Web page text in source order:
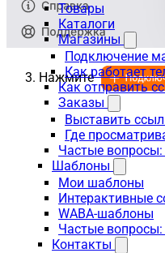
Товары
Каталоги
Магазины
Подключение
Как работает
Как отправить
Заказы
Выставить
Где
Частые
Шаблоны
Мои шаблоны
Интерактивные
WABA-шаблоны
Частые
Контакты
Нажмите